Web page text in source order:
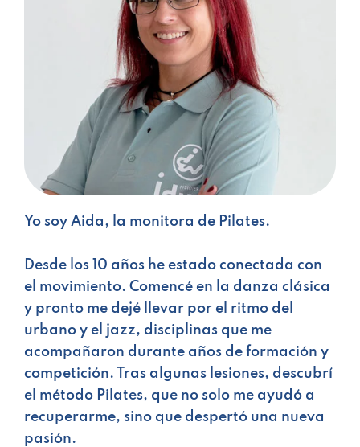
Yo soy Aida, l a monitora de Pilates.
Desde los 10 años he estado conectada con
el movimiento. Comencé en la danza clásica
y pronto me dejé llevar por el ritmo del
urbano y el jazz, disciplinas que me
acompañaron durante años de formación y
competición. Tras algunas lesiones, descubrí
el método Pilates, que no solo me ayudó a
recuperarme, sino que despertó una nueva
pasión.